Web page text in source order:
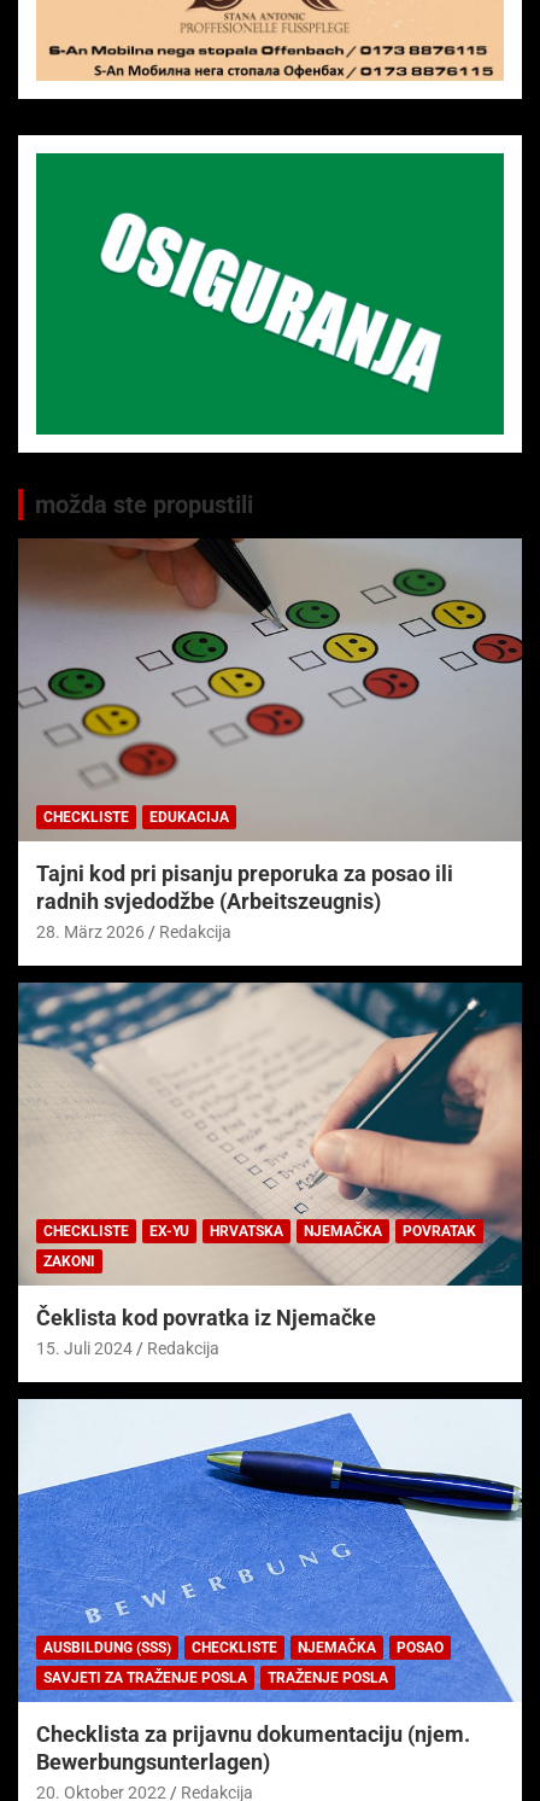
možda ste propustili
CHECKLISTE EDUKACIJA
Tajni kod pri pisanju preporuka za posao ili
radnih svjedodžbe (Arbeitszeugnis)
28. März 2026 Redakcija
CHECKLISTE EX-YU HRVATSKA NJEMAČKA
POVRATAK
ZAKONI
Čeklista kod povratka iz Njemačke
15. Juli 2024 Redakcija
AUSBILDUNG (SSS) CHECKLISTE NJEMAČKA
POSAO
SAVJETI ZA TRAŽENJE POSLA
TRAŽENJE POSLA
Checklista za prijavnu dokumentaciju (njem.
Bewerbungsunterlagen)
20. Oktober 2022 Redakcija